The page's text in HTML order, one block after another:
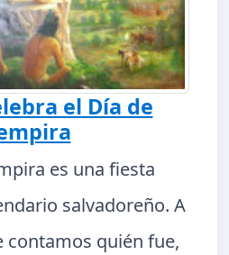
el Día de
es una fiesta
salvadoreño. A
contamos quién fue,